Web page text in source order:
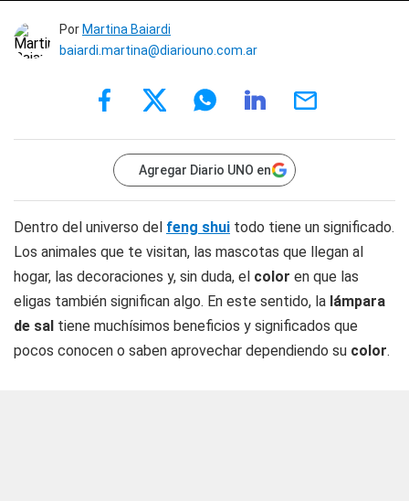
Por Martina Baiardi
baiardi.martina@diariouno.com.ar
Agregar Diario UNO en
Dentro del universo del feng shui todo tiene un significado.
Los animales que te visitan, las mascotas que llegan al
hogar, las decoraciones y, sin duda, el color en que las
eligas también significan algo. En este sentido, la lámpara
de sal tiene muchísimos beneficios y significados que
pocos conocen o saben aprovechar dependiendo su color.